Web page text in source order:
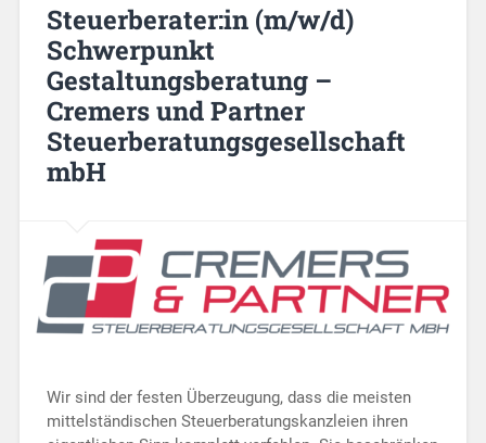
Steuerberater:in (m/w/d)
Schwerpunkt
Gestaltungsberatung –
Cremers und Partner
Steuerberatungsgesellschaft
mbH
Wir sind der festen Überzeugung, dass die meisten
mittelständischen Steuerberatungskanzleien ihren